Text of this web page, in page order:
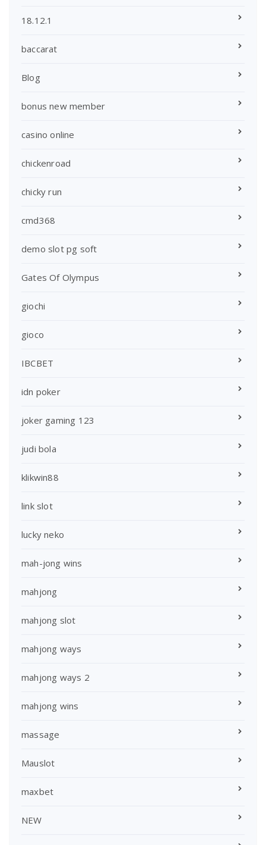
18.12.1
baccarat
Blog
bonus new member
casino online
chickenroad
chicky run
cmd368
demo slot pg soft
Gates Of Olympus
giochi
gioco
IBCBET
idn poker
joker gaming 123
judi bola
klikwin88
link slot
lucky neko
mah-jong wins
mahjong
mahjong slot
mahjong ways
mahjong ways 2
mahjong wins
massage
Mauslot
maxbet
NEW